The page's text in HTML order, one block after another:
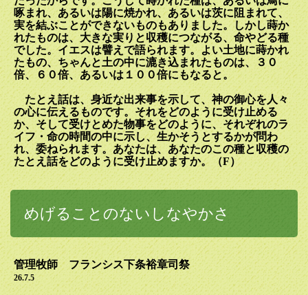
啄まれ、あるいは陽に焼かれ、あるいは茨に阻まれて、
実を結ぶことができないものもありました。しかし蒔か
れたものは、大きな実りと収穫につながる、命やどる種
でした。イエスは譬えで語られます。よい土地に蒔かれ
たもの、ちゃんと土の中に漉き込まれたものは、３０
倍、６０倍、あるいは１００倍にもなると。
たとえ話は、身近な出来事を示して、神の御心を人々
の心に伝えるものです。それをどのように受け止める
か、そして受けとめた物事をどのように、それぞれのラ
イフ・命の時間の中に示し、生かそうとするかが問わ
れ、委ねられます。あなたは、あなたのこの種と収穫の
たとえ話をどのように受け止めますか。（F）
めげることのないしなやかさ
管理牧師 フランシス下条裕章司祭
26.7.5